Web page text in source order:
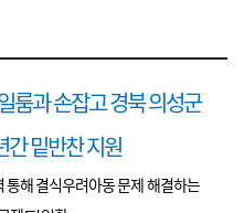
룸과 손잡고 경북 의성군
간 밑반찬 지원
통해 결식우려아동 문제 해결하는